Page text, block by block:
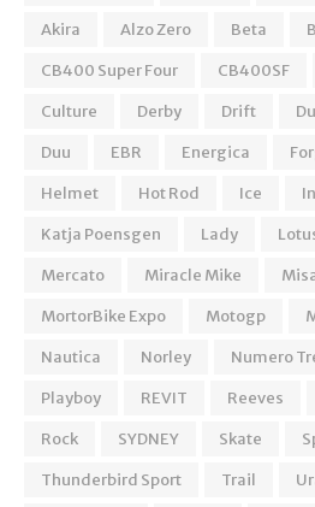
Akira
Alzo Zero Beta
CB400 Super Four
CB400SF
Culture
Derby Drift
Duu
EBR Energica
Helmet
Hot Rod Ice
Katja Poensgen
Lady
Mercato
Miracle Mike
MortorBike Expo
Motogp
Nautica
Norley Numero
Playboy
REVIT Reeves
Rock
SYDNEY Skate
Thunderbird Sport
Trail